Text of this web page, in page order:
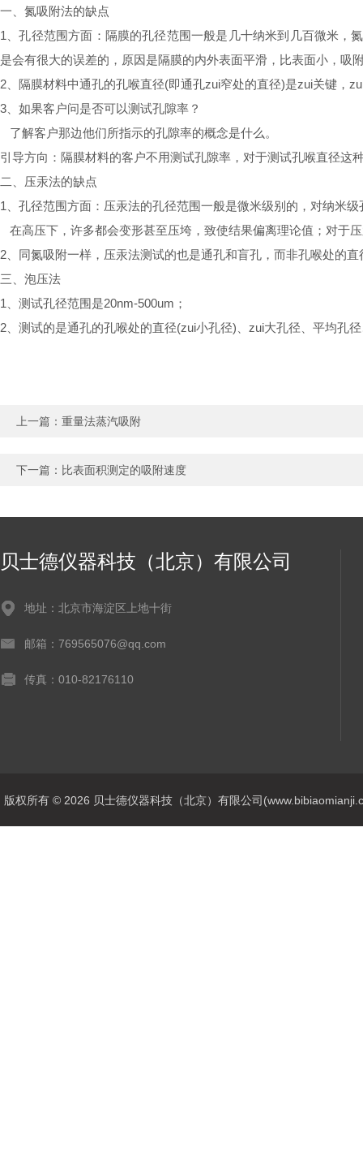
一、氮吸附法的缺点
1、孔径范围方面：隔膜的孔径范围一般是几十纳米到几百微米，
是会有很大的误差的，原因是隔膜的内外表面平滑，比表面小，吸
2、隔膜材料中通孔的孔喉直径(即通孔zui窄处的直径)是zui关键，
3、如果客户问是否可以测试孔隙率？
了解客户那边他们所指示的孔隙率的概念是什么。
引导方向：隔膜材料的客户不用测试孔隙率，对于测试孔喉直径这
二、压汞法的缺点
1、孔径范围方面：压汞法的孔径范围一般是微米级别的，对纳米
在高压下，许多都会变形甚至压垮，致使结果偏离理论值；对于
2、同氮吸附一样，压汞法测试的也是通孔和盲孔，而非孔喉处的直
三、泡压法
1、测试孔径范围是20nm-500um；
2、测试的是通孔的孔喉处的直径(zui小孔径)、zui大孔径、平均孔
上一篇： 重量法蒸汽吸附
下一篇： 比表面积测定的吸附速度
贝士德仪器科技（北京）有限公司
地址：北京市海淀区上地十街
邮箱：769565076@qq.com
传真：010-82176110
版权所有 © 2026 贝士德仪器科技（北京）有限公司